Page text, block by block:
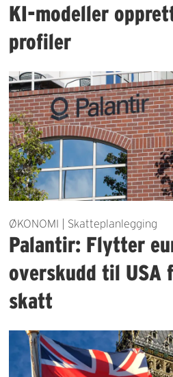
KI-modeller
profiler
ØKONOMI | Skatteplanlegging
Palantir: Flytter
overskudd til USA
skatt